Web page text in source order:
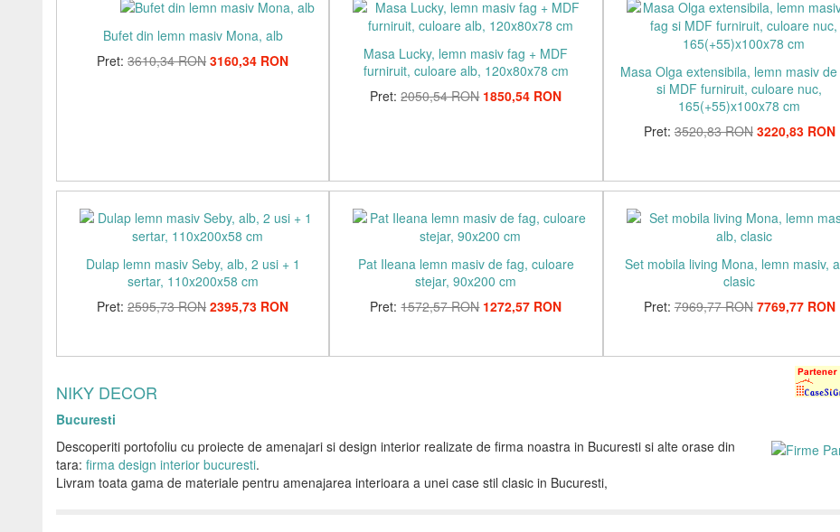
Bufet din lemn masiv Mona, alb
Pret:3610,34 RON 3160,34 RON
Masa Lucky, lemn masiv fag + MDF
furniruit, culoare alb, 120x80x78 cm
Pret:2050,54 RON 1850,54 RON
Masa Olga extensibila, lemn masiv de
si MDF furniruit, culoare nuc,
165(+55)x100x78 cm
Pret: 3520,83 RON 3220,83 RON
Dulap lemn masiv Seby, alb, 2 usi + 1
sertar, 110x200x58 cm
Pret:2595,73 RON 2395,73 RON
Pat Ileana lemn masiv de fag, culoare
stejar, 90x200 cm
Pret:1572,57 RON 1272,57 RON
Set mobila living Mona, lemn masiv,
clasic
Pret: 7969,77 RON 7769,77 RON
NIKY DECOR
Bucuresti
Descoperiti portofoliu cu proiecte de amenajari si design interior realizate de firma noastra in Bucuresti si alte orase din
tara: firma design interior bucuresti.
Livram toata gama de materiale pentru amenajarea interioara a unei case stil clasic in Bucuresti,